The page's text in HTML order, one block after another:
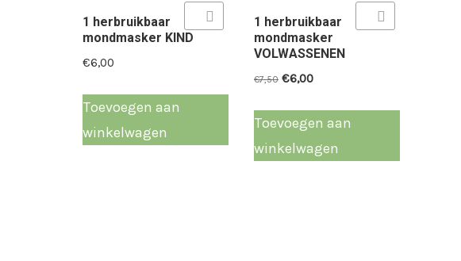
1 herbruikbaar
mondmasker KIND
€6,00
Toevoegen aan
winkelwagen
Add to Compare
1 herbruikbaar
mondmasker
VOLWASSENEN
€7,50 Oorspronkelijke
was:
€7,50.
€6,00Huidige
is:
€6,00.
Toevoegen aan
winkelwagen
Add to Compare